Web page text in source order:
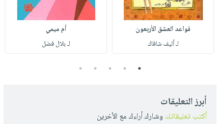
قواعد العشق الأربعون
لـ أليف شافاك
أم ميمي
لـ بلال فضل
1
2
3
4
5
أبرز التعليقات
أكتب تعليقاتك وشارك أراءك مع الأخرين